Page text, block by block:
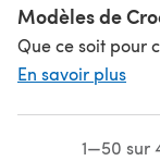
Modèles de
En savoir plus
1—50 sur